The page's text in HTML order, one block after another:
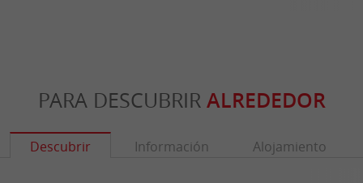
PARA DESCUBRIR ALREDEDOR
Descubrir Información Alojamiento